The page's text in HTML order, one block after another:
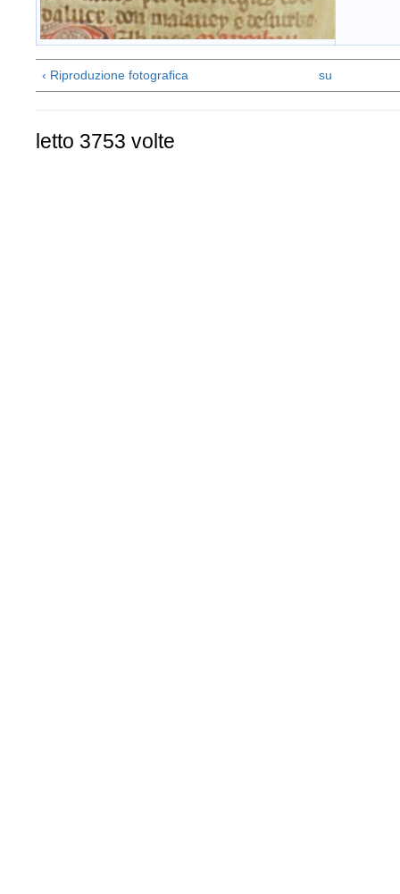
‹ Riproduzione fotografica su
letto 3753 volte